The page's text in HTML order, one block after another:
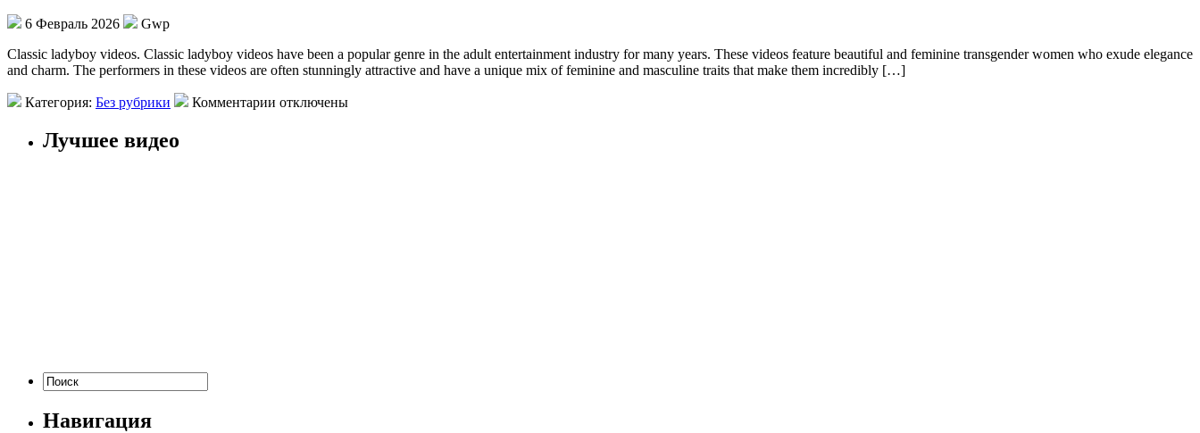
6 Февраль 2026
Gwp
Classic ladyboy videos. Classic ladyboy videos have been a popular genre in the adult entertainment industry for many years. These videos feature beautiful and feminine transgender women who exude elegance
and charm. The performers in these videos are often stunningly attractive and have a unique mix of feminine and masculine traits that make them incredibly […]
Категория: Без рубрики Комментарии отключены
Лучшее видео
Навигация